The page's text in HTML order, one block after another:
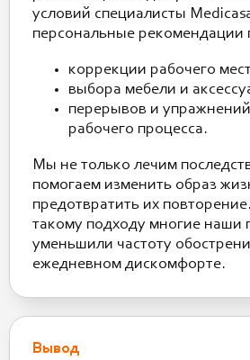
условий специалисты
персональные рекомендации
коррекции рабочего
выбора мебели и
перерывов и
рабочего процесса.
Мы не только лечим
помогаем изменить образ
предотвратить их
такому подходу многие наши
уменьшили частоту
ежедневном дискомфорте.
Вывод